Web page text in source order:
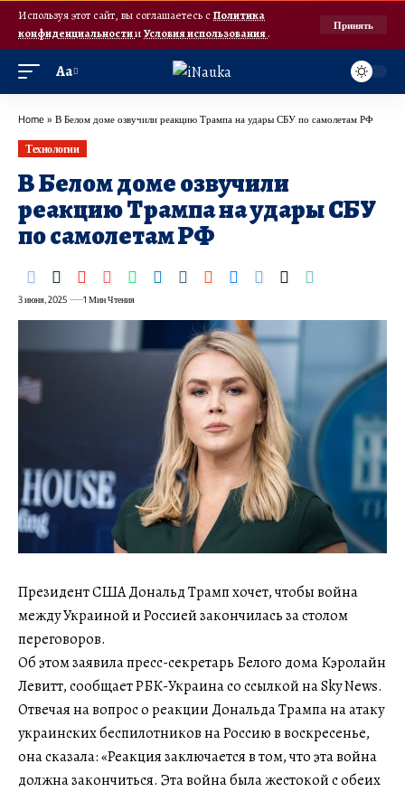
Используя этот сайт, вы соглашаетесь с Политика
конфиденциальностииУсловия использования.
Принять
Аа
Home » В Белом доме озвучили реакцию Трампа на удары СБУ по самолетам РФ
Технологии
В Белом доме озвучили
реакцию Трампа на удары СБУ
по самолетам РФ
3 июня, 2025 1 Мин Чтения
Президент США Дональд Трамп хочет, чтобы война
между Украиной и Россией закончилась за столом
переговоров.
Об этом заявила пресс-секретарь Белого дома Кэролайн
Левитт, сообщает РБК-Украина со ссылкой на Sky News.
Отвечая на вопрос о реакции Дональда Трампа на атаку
украинских беспилотников на Россию в воскресенье,
она сказала: «Реакция заключается в том, что эта война
должна закончиться. Эта война была жестокой с обеих